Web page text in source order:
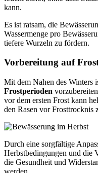
kann.
Es ist ratsam, die
Wassermenge pro
tiefere Wurzeln zu fördern.
Vorbereitung auf
Mit dem Nahen des Winters
Frostperioden
vor dem ersten Frost kann
den Rasen vor Frosttrocknis
Durch eine sorgfältige
Herbstbedingungen und die
die Gesundheit und